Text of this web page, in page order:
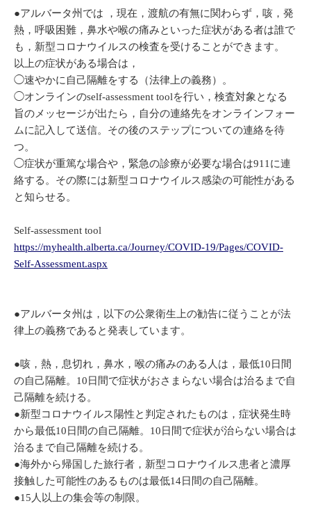
●アルバータ州では ，現在，渡航の有無に関わらず，咳，発
熱，呼吸困難，鼻水や喉の痛みといった症状がある者は誰で
も，新型コロナウイルスの検査を受けることができます。
以上の症状がある場合は，
◯速やかに自己隔離をする（法律上の義務）。
◯オンラインのself-assessment toolを行い，検査対象となる
旨のメッセージが出たら，自分の連絡先をオンラインフォー
ムに記入して送信。その後のステップについての連絡を待
つ。
◯症状が重篤な場合や，緊急の診療が必要な場合は911に連
絡する。その際には新型コロナウイルス感染の可能性がある
と知らせる。
Self-assessment tool
https://myhealth.alberta.ca/Journey/COVID-19/Pages/COVID-
Self-Assessment.aspx
●アルバータ州は，以下の公衆衛生上の勧告に従うことが法
律上の義務であると発表しています。
●咳，熱，息切れ，鼻水，喉の痛みのある人は，最低10日間
の自己隔離。10日間で症状がおさまらない場合は治るまで自
己隔離を続ける。
●新型コロナウイルス陽性と判定されたものは，症状発生時
から最低10日間の自己隔離。10日間で症状が治らない場合は
治るまで自己隔離を続ける。
●海外から帰国した旅行者，新型コロナウイルス患者と濃厚
接触した可能性のあるものは最低14日間の自己隔離。
●15人以上の集会等の制限。